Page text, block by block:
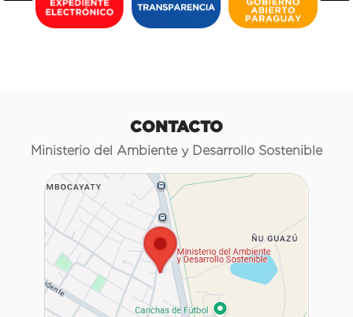
CONTACTO
Ministerio del Ambiente y Desarrollo Sostenible